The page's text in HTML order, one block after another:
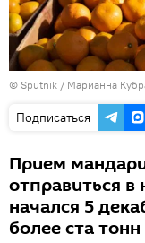
© Sputnik / Марианна
Подписаться
Прием
отправиться в
начался 5
более ста